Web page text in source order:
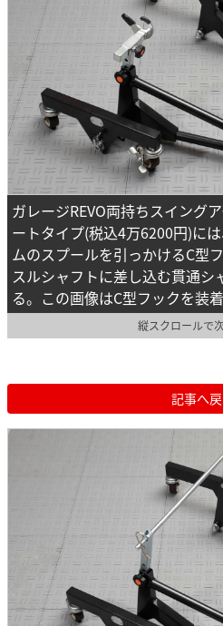
ガレージREVO両持ちスイング
ートタイプ(税込4万6200円)に
ムのスプールを引っかけるC型
スルシャフトに差し込む貫通シ
る。この画像はC型フックを装
縦スクロールで
記事へ